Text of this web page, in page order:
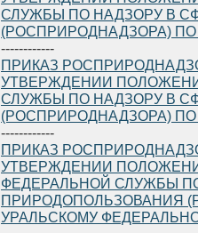
СЛУЖБЫ ПО НАДЗОРУ В
(РОСПРИРОДНАДЗОРА)
------------
ПРИКАЗ
УТВЕРЖДЕНИИ
СЛУЖБЫ ПО НАДЗОРУ В
(РОСПРИРОДНАДЗОРА)
------------
ПРИКАЗ
УТВЕРЖДЕНИИ
ФЕДЕРАЛЬНОЙ СЛУЖБЫ
ПРИРОДОПОЛЬЗОВАНИЯ
УРАЛЬСКОМУ